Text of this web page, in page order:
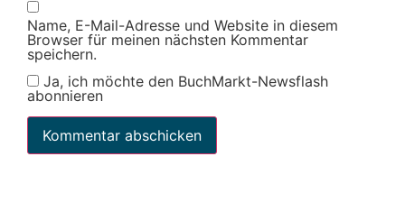
Name, E-Mail-Adresse und Website in diesem
Browser für meinen nächsten Kommentar
speichern.
Ja, ich möchte den BuchMarkt-Newsflash
abonnieren